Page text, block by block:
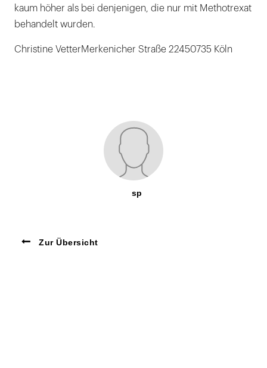
kaum höher als bei denjenigen, die nur mit Methotrexat
behandelt wurden.
Christine VetterMerkenicher Straße 22450735 Köln
sp
Zur Übersicht